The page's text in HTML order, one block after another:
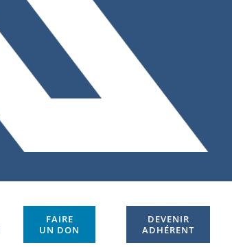
FAIRE
UN DON
DEVENIR
ADHÉRENT